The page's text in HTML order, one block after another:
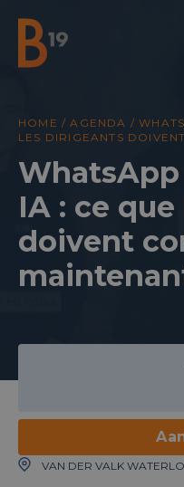
National Business
HOME /AGENDA /
LES DIRIGEANTS
WhatsApp
IA : ce
doivent
VAN DER VALK